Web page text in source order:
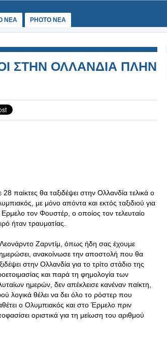
NEA PHOTO NEA
ΣΤΗΝ ΟΛΛΑΝΔΙΑ ΠΛΗΝ
28 παίκτες θα ταξιδέψει στην Ολλανδία τελικά ο
με μόνο απόντα και εκτός ταξιδιού για
Ερμελο τον Φουστέρ, ο οποίος τον τελευταίο
ήταν τραυματίας.
Ζαρντίμ, όπως ήδη σας έχουμε
ανακοίνωσε την αποστολή που θα
στην Ολλανδία για το τρίτο στάδιο της
και παρά τη φημολογία των
ημερών, δεν απέκλεισε κανέναν παίκτη,
λογικά θέλει να δει όλο το ρόστερ που
ο Ολυμπιακός και στο Έρμελο πριν
οριστικά για τη μείωση του αριθμού